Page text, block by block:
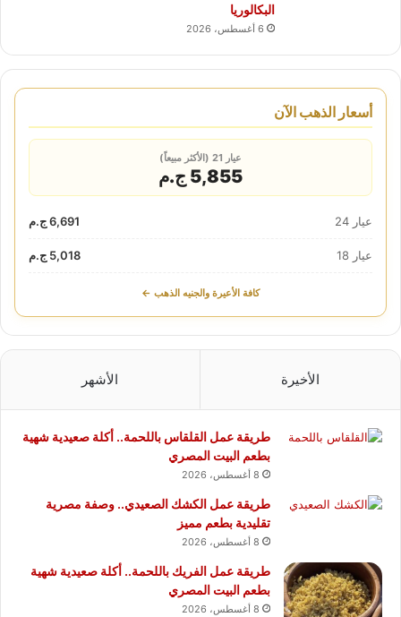
البكالوريا
6 أغسطس، 2026
أسعار الذهب الآن
عيار 21 (الأكثر مبيعاً)
5,855 ج.م
عيار 24 6,691 ج.م
عيار 18 5,018 ج.م
كافة الأعيرة والجنيه الذهب ←
الأخيرة الأشهر
طريقة عمل القلقاس باللحمة.. أكلة صعيدية شهية
بطعم البيت المصري
8 أغسطس، 2026
طريقة عمل الكشك الصعيدي.. وصفة مصرية
تقليدية بطعم مميز
8 أغسطس، 2026
طريقة عمل الفريك باللحمة.. أكلة صعيدية شهية
بطعم البيت المصري
8 أغسطس، 2026